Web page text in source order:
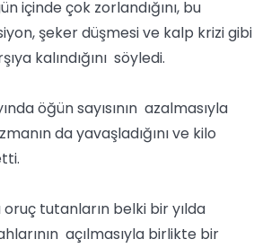
içinde çok zorlandığını, bu
şeker düşmesi ve kalp krizi gibi
kalındığını söyledi.
öğün sayısının azalmasıyla
da yavaşladığını ve kilo
oruç tutanların belki bir yılda
açılmasıyla birlikte bir